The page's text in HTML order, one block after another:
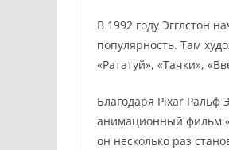
В 1992 году Эгглстон
популярность. Там
«Рататуй», «Тачки»,
Благодаря Pixar Ральф
анимационный фильм
он несколько раз